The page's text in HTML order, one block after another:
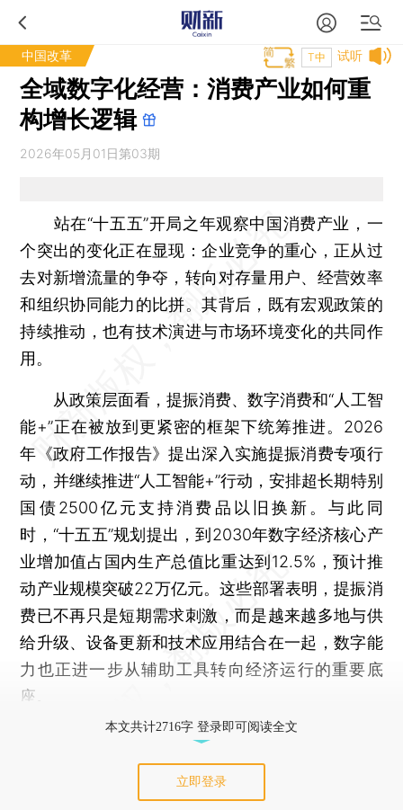
中国改革 试听
T中
全域数字化经营：消费产业如何重
构增长逻辑
2026年05月01日第03期
站在“十五五”开局之年观察中国消费产业，一
个突出的变化正在显现：企业竞争的重心，正从过
去对新增流量的争夺，转向对存量用户、经营效率
和组织协同能力的比拼。其背后，既有宏观政策的
持续推动，也有技术演进与市场环境变化的共同作
用。
从政策层面看，提振消费、数字消费和“人工智
能+”正在被放到更紧密的框架下统筹推进。2026
年《政府工作报告》提出深入实施提振消费专项行
动，并继续推进“人工智能+”行动，安排超长期特别
国债2500亿元支持消费品以旧换新。与此同
时，“十五五”规划提出，到2030年数字经济核心产
业增加值占国内生产总值比重达到12.5%，预计推
动产业规模突破22万亿元。这些部署表明，提振消
费已不再只是短期需求刺激，而是越来越多地与供
给升级、设备更新和技术应用结合在一起，数字能
力也正进一步从辅助工具转向经济运行的重要底
座。
本文共计2716字 登录即可阅读全文
立即登录